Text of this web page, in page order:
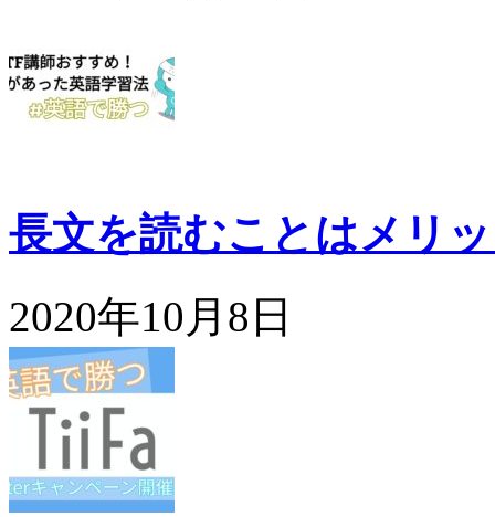
長文を読むことはメリ
2020年10月8日